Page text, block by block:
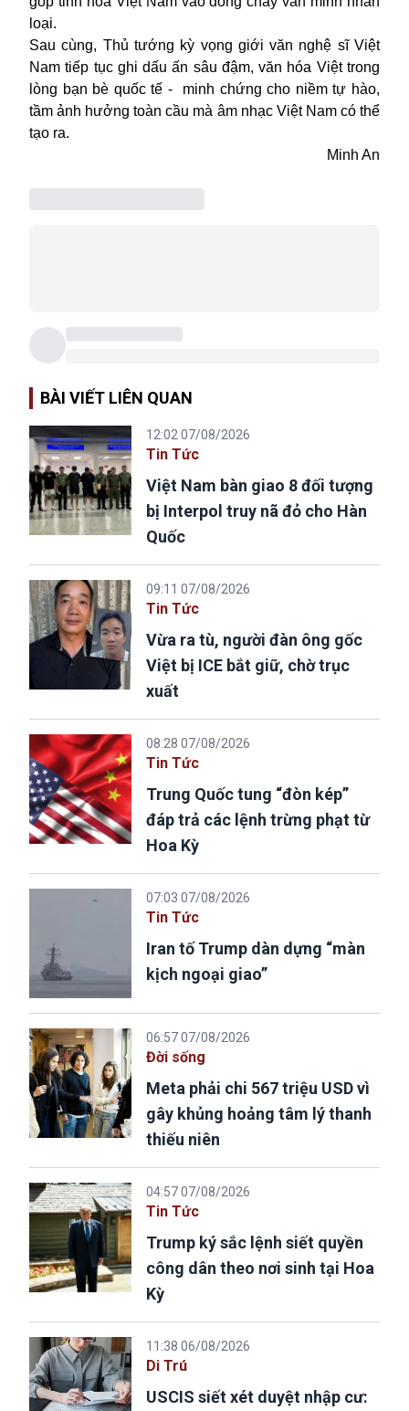
loại.
Sau cùng, Thủ tướng kỳ vọng giới văn nghệ sĩ Việt
Nam tiếp tục ghi dấu ấn sâu đậm, văn hóa Việt trong
lòng bạn bè quốc tế - minh chứng cho niềm tự hào,
tầm ảnh hưởng toàn cầu mà âm nhạc Việt Nam có thể
tạo ra.
Minh An
BÀI VIẾT LIÊN QUAN
12:02 07/08/2026
Tin Tức
Việt Nam bàn giao 8 đối tượng
bị Interpol truy nã đỏ cho Hàn
Quốc
09:11 07/08/2026
Tin Tức
Vừa ra tù, người đàn ông gốc
Việt bị ICE bắt giữ, chờ trục
xuất
08:28 07/08/2026
Tin Tức
Trung Quốc tung “đòn kép”
đáp trả các lệnh trừng phạt từ
Hoa Kỳ
07:03 07/08/2026
Tin Tức
Iran tố Trump dàn dựng “màn
kịch ngoại giao”
06:57 07/08/2026
Đời sống
Meta phải chi 567 triệu USD vì
gây khủng hoảng tâm lý thanh
thiếu niên
04:57 07/08/2026
Tin Tức
Trump ký sắc lệnh siết quyền
công dân theo nơi sinh tại Hoa
Kỳ
11:38 06/08/2026
Di Trú
USCIS siết xét duyệt nhập cư: